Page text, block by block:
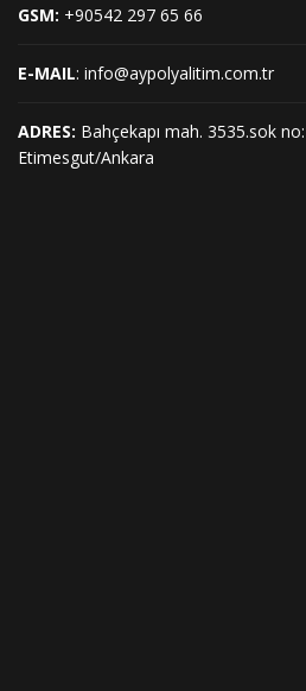
GSM: +90542 297 65 66
E-MAIL: info@aypolyalitim.com.tr
ADRES: Bahçekapı mah. 3535.sok
Etimesgut/Ankara